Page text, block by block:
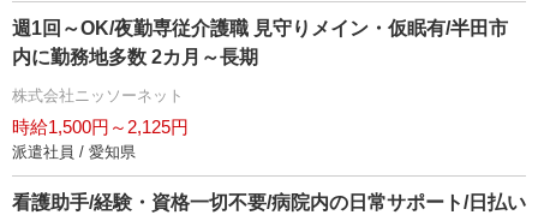
週1回～OK/夜勤専従介護職 見守りメイン・仮眠有/半田市
内に勤務地多数 2カ月～長期
株式会社ニッソーネット
時給1,500円～2,125円
派遣社員 / 愛知県
看護助手/経験・資格一切不要/病院内の日常サポート/日払い